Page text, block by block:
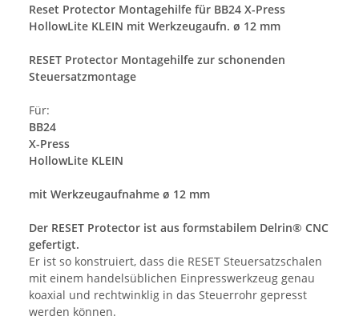
Reset Protector Montagehilfe für BB24 X-Press
HollowLite KLEIN mit Werkzeugaufn. ø 12 mm
RESET Protector Montagehilfe zur schonenden
Steuersatzmontage
Für:
BB24
X-Press
HollowLite KLEIN
mit Werkzeugaufnahme ø 12 mm
Der RESET Protector ist aus formstabilem Delrin® CNC
gefertigt.
Er ist so konstruiert, dass die RESET Steuersatzschalen
mit einem handelsüblichen Einpresswerkzeug genau
koaxial und rechtwinklig in das Steuerrohr gepresst
werden können.